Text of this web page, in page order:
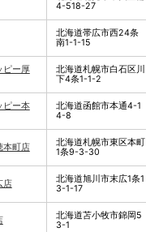
4-518-27
北海道帯広市西24条
南1-1-15
ピー厚
北海道札幌市白石区川
下4条1-1-2
ピー本
北海道函館市本通4-1
4-8
本町店
北海道札幌市東区本町
1条9-3-30
店
北海道旭川市末広1条1
3-1-17
北海道苫小牧市錦岡5
3-1